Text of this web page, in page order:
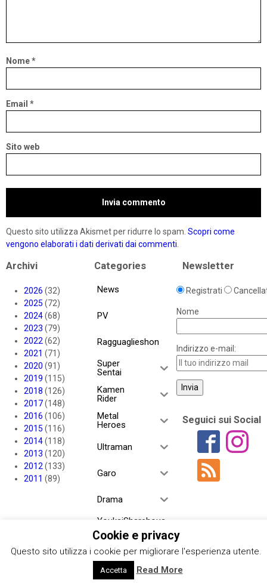
Nome*
Email *
Sito web
Questo sito utilizza Akismet per ridurre lo spam. Scopri come
vengono elaborati i dati derivati dai commenti.
Archivi
2026 (32)
2025 (72)
2024(68)
2023 (79)
2022(62)
2021 (71)
2020 (91)
2019 (115)
2018 (126)
2017(148)
2016 (106)
2015 (116)
2014(118)
2013 (120)
2012(133)
2011 (89)
Categories
News
PV
Ragguaglieshon
Super
Sentai
Kamen
Rider
Metal
Heroes
Ultraman
Garo
Drama
YoukaiSharehous
e
Project RED
Newsletter
Registrati
Nome
Indirizzo e-mail:
Seguici sui Social
Cookie e privacy
Questo sito utilizza i cookie per migliorare l'esperienza utente.
Accetta Read More